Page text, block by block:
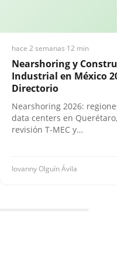
hace 2 semanas·12 min
Nearshoring y
Industrial en México
Directorio
Nearshoring 2026: regiones
data centers en Querétaro,
revisión T-MEC y…
Iovanny Olguín Ávila